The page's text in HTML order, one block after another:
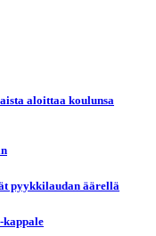
aloittaa koulunsa
pyykkilaudan äärellä
kappale